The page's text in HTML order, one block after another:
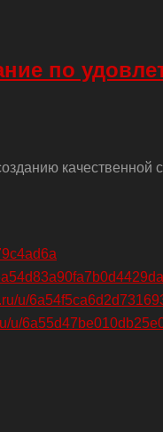
по
u/
u/